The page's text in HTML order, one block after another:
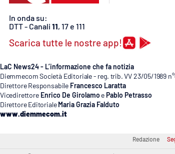
App
In onda su:
DTT - Canali 11, 17 e 111
Scarica tutte le nostre app!
LaC News24 - L’informazione che fa notizia
Diemmecom Società Editoriale - reg. trib. VV 23/05/1989
Direttore Responsabile Francesco Laratta
Vicedirettore Enrico De Girolamo e Pablo Petrasso
Direttore Editoriale Maria Grazia Falduto
www.diemmecom.it
Redazione